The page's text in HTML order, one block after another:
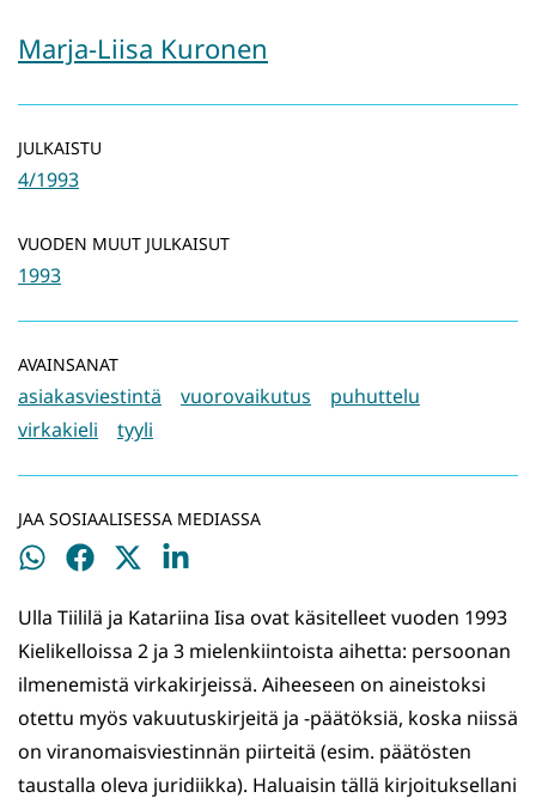
Marja-Liisa Kuronen
JULKAISTU
4/1993
VUODEN MUUT JULKAISUT
1993
AVAINSANAT
asiakasviestintä vuorovaikutus
puhuttelu
virkakieli
tyyli
JAA SOSIAALISESSA MEDIASSA
Jaa
Jaa
Jaa
Jaa
Ulla Tiililä ja Katariina Iisa ovat käsitelleet vuoden 1993
Kielikelloissa 2 ja 3 mielenkiintoista aihetta: persoonan
ilmenemistä virkakirjeissä. Aiheeseen on aineistoksi
otettu myös vakuutuskirjeitä ja -päätöksiä, koska niissä
on viranomaisviestinnän piirteitä (esim. päätösten
taustalla oleva juridiikka). Haluaisin tällä kirjoituksellani